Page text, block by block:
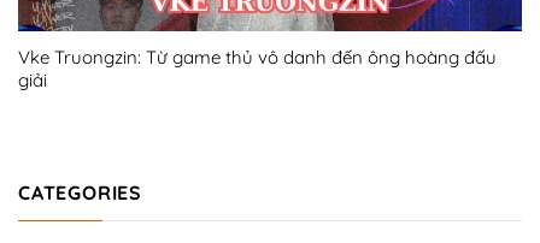
Vke Truongzin: Từ game thủ vô danh đến ông hoàng đấu
giải
CATEGORIES